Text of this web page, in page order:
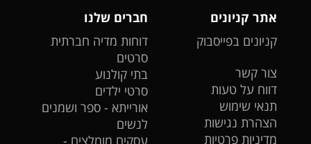
אתר קניונים
קניונים בפייסבוק
צור קשר
דווח על טעות
תנאי שימוש
הצהרת נגישות
מדיניות פרטיות
חברים שלנו
דוחות מדיה חברתית
סרטים
בתי קולנוע
סרטי ילדים
אורייתא - ספר ושמנים
לנשים
עסקים מומלצים -